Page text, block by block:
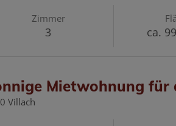
Zimmer
3 ca.
Mietwohnung
Villach